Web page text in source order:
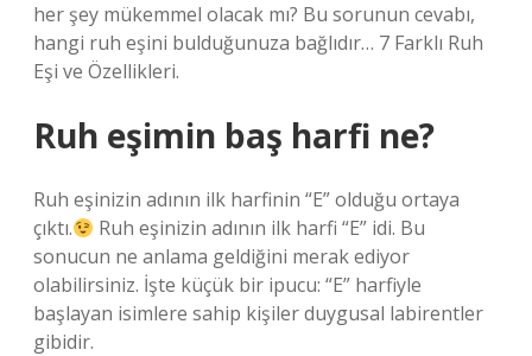
her şey mükemmel olacak mı? Bu sorunun cevabı,
hangi ruh eşini bulduğunuza bağlıdır… 7 Farklı Ruh
Eşi ve Özellikleri.
Ruh eşimin baş harfi ne?
Ruh eşinizin adının ilk harfinin “E” olduğu ortaya
çıktı.
Ruh eşinizin adının ilk harfi “E” idi. Bu
sonucun ne anlama geldiğini merak ediyor
olabilirsiniz. İşte küçük bir ipucu: “E” harfiyle
başlayan isimlere sahip kişiler duygusal labirentler
gibidir.